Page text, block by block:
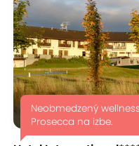
Neobmedzený
Prosecca na izbe.